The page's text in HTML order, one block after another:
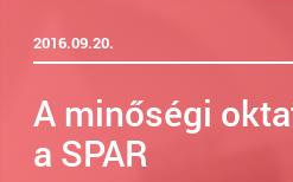
2016.09.20.
A minőségi
a SPAR